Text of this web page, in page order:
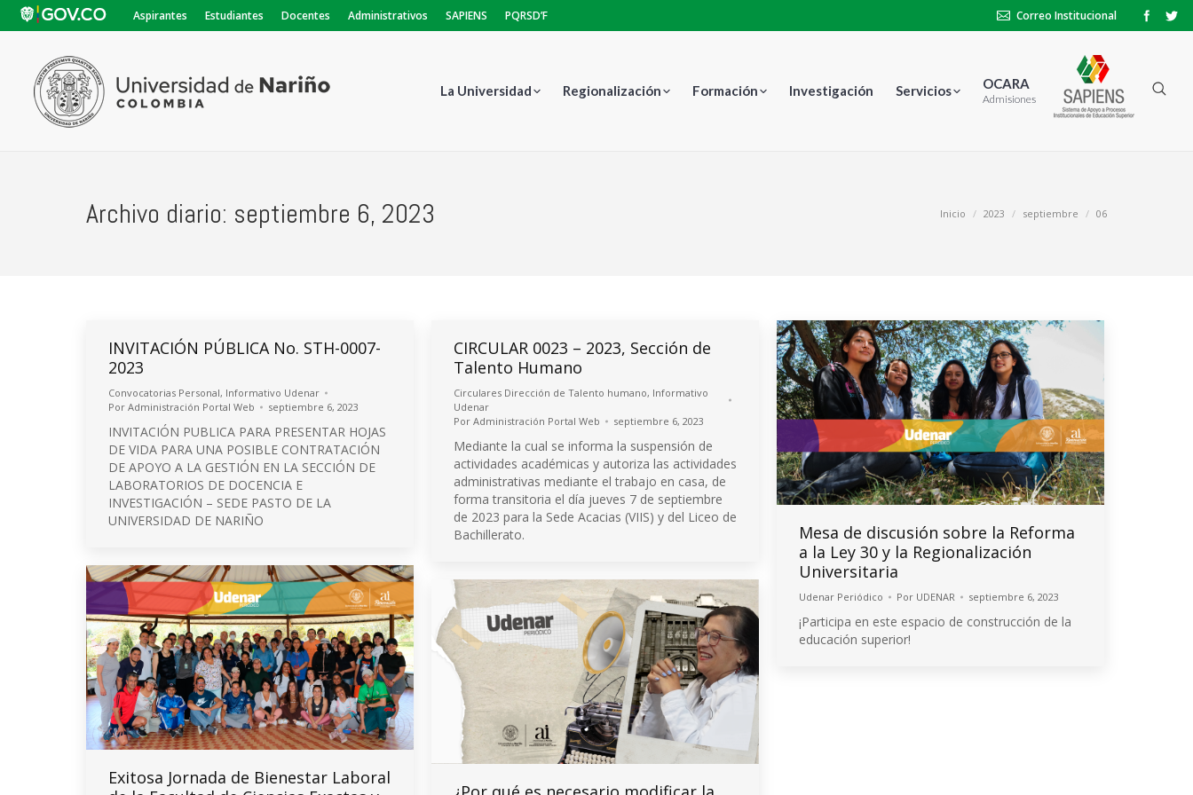
Aspirantes Estudiantes Docentes Administrativos SAPIENS PQRSD’F Correo Institucional
La Universidad Regionalización Formación Investigación Servicios OCARA
Admisiones
Archivo diario: septiembre 6, 2023 Inicio 2023 septiembre 06
INVITACIÓN PÚBLICA No. STH-0007-
2023
Convocatorias Personal, Informativo Udenar
Por Administración Portal Web septiembre 6, 2023
INVITACIÓN PUBLICA PARA PRESENTAR HOJAS
DE VIDA PARA UNA POSIBLE CONTRATACIÓN
DE APOYO A LA GESTIÓN EN LA SECCIÓN DE
LABORATORIOS DE DOCENCIA E
INVESTIGACIÓN – SEDE PASTO DE LA
UNIVERSIDAD DE NARIÑO
CIRCULAR 0023 – 2023, Sección de
Talento Humano
Circulares Dirección de Talento humano, Informativo
Udenar
Por Administración Portal Web septiembre 6, 2023
Mediante la cual se informa la suspensión de
actividades académicas y autoriza las actividades
administrativas mediante el trabajo en casa, de
forma transitoria el día jueves 7 de septiembre
de 2023 para la Sede Acacias (VIIS) y del Liceo de
Bachillerato.
Mesa de discusión sobre la Reforma
a la Ley 30 y la Regionalización
Universitaria
Udenar Periódico Por UDENAR septiembre 6, 2023
¡Participa en este espacio de construcción de la
educación superior!
Exitosa Jornada de Bienestar Laboral